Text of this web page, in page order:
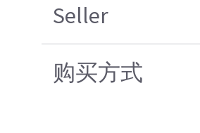
Seller
购买方式